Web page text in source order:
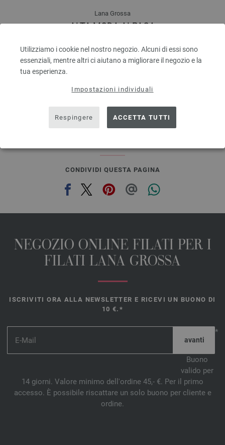
Utilizziamo i cookie nel nostro negozio. Alcuni di essi sono
essenziali, mentre altri ci aiutano a migliorare il negozio e la
tua esperienza.
Impostazioni individuali
Respingere ACCETTA TUTTI
Lana Grossa
ALTA MODA ALPACA
Quantità in metri: ca. 140 m / 50 g
Dimensioni d’aghi: 5 - 6
escl. IVA., più. spese di spedizione, Prezzo di base:
prev next
CONDIVIDI QUESTA PAGINA
NEGOZIO ONLINE FILATI PER I
FILATI LANA GROSSA
ISCRIVITI ORA ALLA NEWSLETTER E RICEVI UN BUONO DI
10 €.*
*
Buono
valido per
14 giorni. Valore minimo dell'ordine 45,- €. Per il primo
accesso. È possibile riscattare un solo buono per cliente e
ordine.